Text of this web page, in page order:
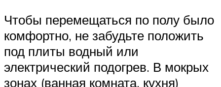
Чтобы перемещаться по полу было
комфортно, не забудьте положить
под плиты водный или
электрический подогрев. В мокрых
зонах (ванная комната, кухня)